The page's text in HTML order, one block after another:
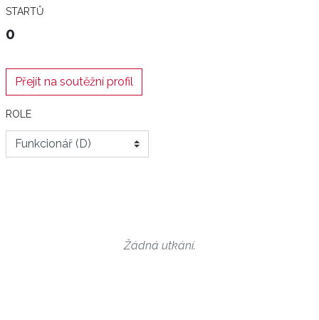
STARTŮ
0
Přejít na soutěžní profil
ROLE
Žádná utkání.